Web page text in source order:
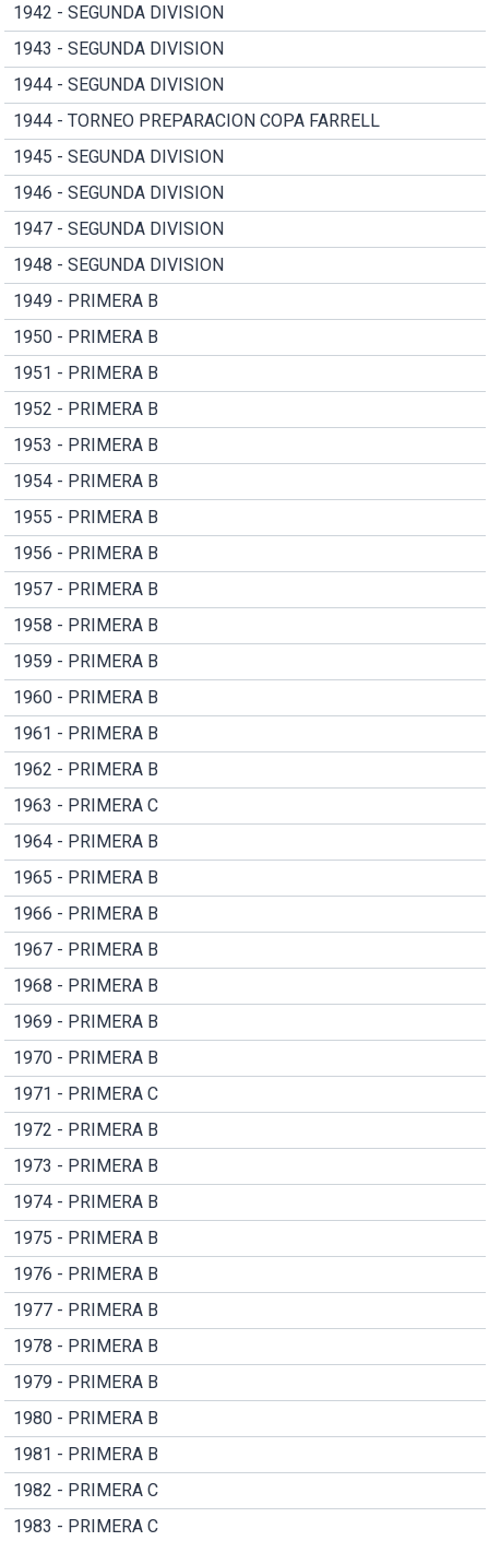
1942 - SEGUNDA DIVISION
1943 - SEGUNDA DIVISION
1944 - SEGUNDA DIVISION
1944 - TORNEO PREPARACION COPA FARRELL
1945 - SEGUNDA DIVISION
1946 - SEGUNDA DIVISION
1947 - SEGUNDA DIVISION
1948 - SEGUNDA DIVISION
1949 - PRIMERA B
1950 - PRIMERA B
1951 - PRIMERA B
1952 - PRIMERA B
1953 - PRIMERA B
1954 - PRIMERA B
1955 - PRIMERA B
1956 - PRIMERA B
1957 - PRIMERA B
1958 - PRIMERA B
1959 - PRIMERA B
1960 - PRIMERA B
1961 - PRIMERA B
1962 - PRIMERA B
1963 - PRIMERA C
1964 - PRIMERA B
1965 - PRIMERA B
1966 - PRIMERA B
1967 - PRIMERA B
1968 - PRIMERA B
1969 - PRIMERA B
1970 - PRIMERA B
1971 - PRIMERA C
1972 - PRIMERA B
1973 - PRIMERA B
1974 - PRIMERA B
1975 - PRIMERA B
1976 - PRIMERA B
1977 - PRIMERA B
1978 - PRIMERA B
1979 - PRIMERA B
1980 - PRIMERA B
1981 - PRIMERA B
1982 - PRIMERA C
1983 - PRIMERA C